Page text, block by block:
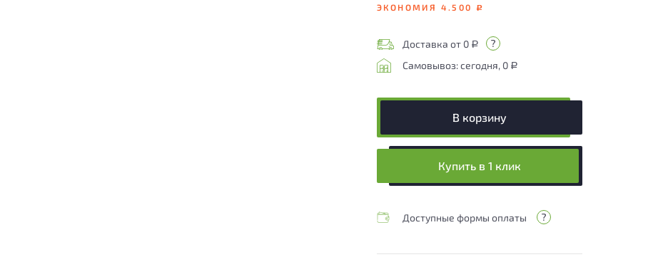
ЭКОНОМИЯ 4.500 Р
Доставка от 0 Р
Самовывоз: сегодня, 0 Р
В корзину
Купить в 1 клик
Доступные формы оплаты